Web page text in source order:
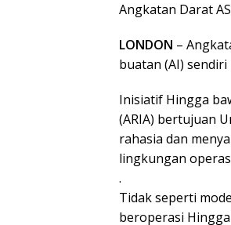
Angkatan Darat
LONDON –
buatan (AI)
Inisiatif Hingga
(ARIA) bertujuan
rahasia dan
lingkungan
.
Tidak seperti
beroperasi